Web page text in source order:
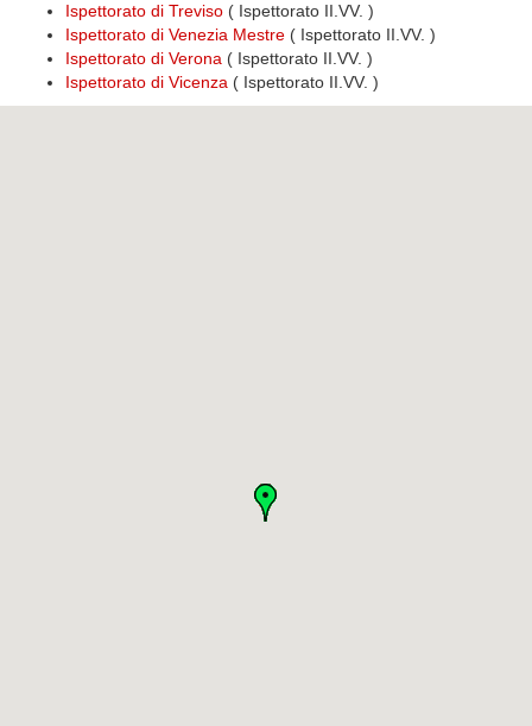
Ispettorato di Treviso ( Ispettorato II.VV. )
Ispettorato di Venezia Mestre ( Ispettorato II.VV. )
Ispettorato di Verona ( Ispettorato II.VV. )
Ispettorato di Vicenza ( Ispettorato II.VV. )